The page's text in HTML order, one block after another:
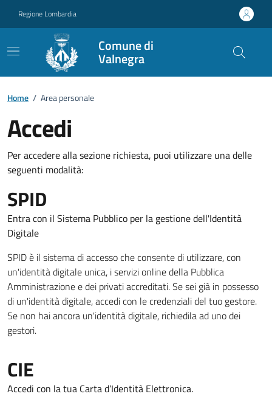
Regione Lombardia
Comune di
Valnegra
Home / Area personale
Accedi
Per accedere alla sezione richiesta, puoi utilizzare una delle
seguenti modalità:
SPID
Entra con il Sistema Pubblico per la gestione dell'Identità
Digitale
SPID è il sistema di accesso che consente di utilizzare, con
un'identità digitale unica, i servizi online della Pubblica
Amministrazione e dei privati accreditati. Se sei già in possesso
di un'identità digitale, accedi con le credenziali del tuo gestore.
Se non hai ancora un'identità digitale, richiedila ad uno dei
gestori.
CIE
Accedi con la tua Carta d’Identità Elettronica.